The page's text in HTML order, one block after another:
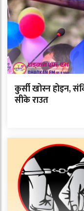
कुर्सी खोस्न होइन,
सीके राउत